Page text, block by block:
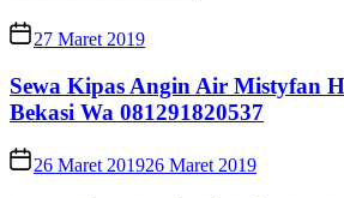
27 Maret 2019
Sewa Kipas Angin Air Mistyfan
Bekasi Wa 081291820537
26 Maret 201926 Maret 2019